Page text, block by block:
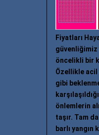
Fiyatları
güvenliğimiz
öncelikli bir
Özellikle acil
gibi
önlemlerin
taşır. Tam
barlı yangın